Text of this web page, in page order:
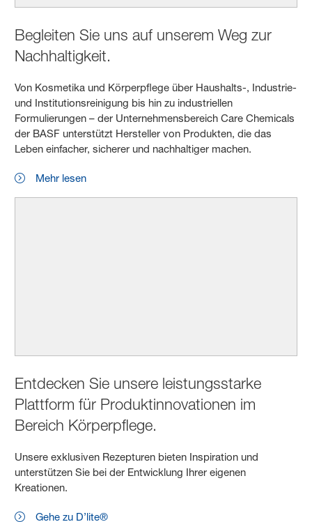
Begleiten Sie uns auf unserem Weg zur
Nachhaltigkeit.
Von Kosmetika und Körperpflege über Haushalts-, Industrie-
und Institutionsreinigung bis hin zu industriellen
Formulierungen – der Unternehmensbereich Care Chemicals
der BASF unterstützt Hersteller von Produkten, die das
Leben einfacher, sicherer und nachhaltiger machen.
Mehr lesen
Entdecken Sie unsere leistungsstarke
Plattform für Produktinnovationen im
Bereich Körperpflege.
Unsere exklusiven Rezepturen bieten Inspiration und
unterstützen Sie bei der Entwicklung Ihrer eigenen
Kreationen.
Gehe zu D’lite®